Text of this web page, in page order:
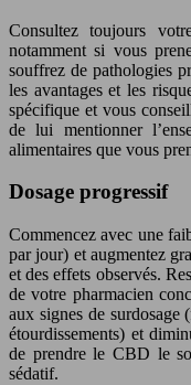
Consultez toujours
notamment si vous
souffrez de pathologies
les avantages et les
spécifique et vous
de lui mentionner
alimentaires que vous
Dosage progressif
Commencez avec une
par jour) et augmentez
et des effets observés.
de votre pharmacien
aux signes de surdosage
étourdissements) et
de prendre le CBD le
sédatif.